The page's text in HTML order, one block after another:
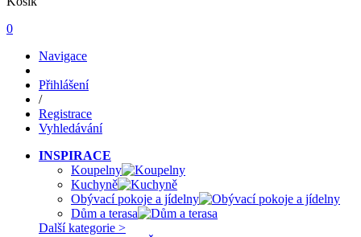
0
Navigace
Přihlášení
/
Registrace
Vyhledávání
INSPIRACE
Koupelny
Kuchyně
Obývací pokoje a jídelny
Dům a terasa
Další kategorie >